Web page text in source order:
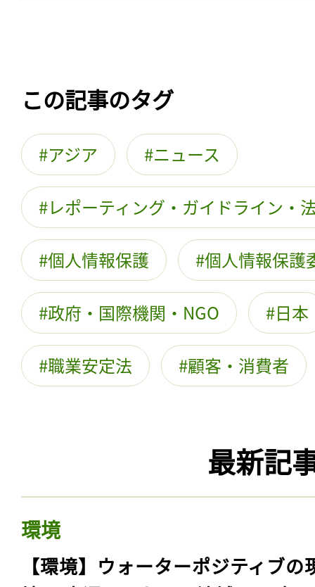
この記事のタグ
アジア ニュース
レポーティング・ガイドライン・
個人情報保護 個人情報保護
政府・国際機関・NGO 日本
職業安定法 顧客・消費者
最新記
環境
【環境】ウォーターポジティブの